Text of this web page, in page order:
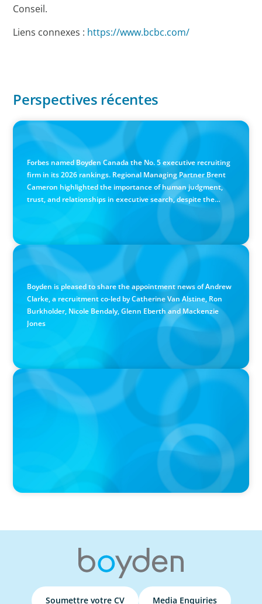
Conseil.
Liens connexes : https://www.bcbc.com/
Perspectives récentes
IN THE MEDIA
Canadian Recruitment Trends and Use of AI
Forbes named Boyden Canada the No. 5 executive recruiting
firm in its 2026 rankings. Regional Managing Partner Brent
Cameron highlighted the importance of human judgment,
trust, and relationships in executive search, despite the
PRESS RELEASE
Calgary Co-op Proudly Announces New CEO
Boyden is pleased to share the appointment news of Andrew
Clarke, a recruitment co-led by Catherine Van Alstine, Ron
Burkholder, Nicole Bendaly, Glenn Eberth and Mackenzie
Jones
PRESS RELEASE
Boyden Named a Top 5 Executive Search Firm in Canada
by Forbes
Soumettre votre CV Media Enquiries